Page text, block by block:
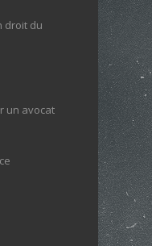
droit du
un avocat